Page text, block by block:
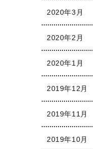
2020年3月
2020年2月
2020年1月
2019年12月
2019年11月
2019年10月